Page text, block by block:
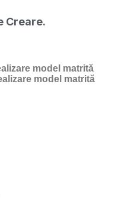
Creare.
model matrită